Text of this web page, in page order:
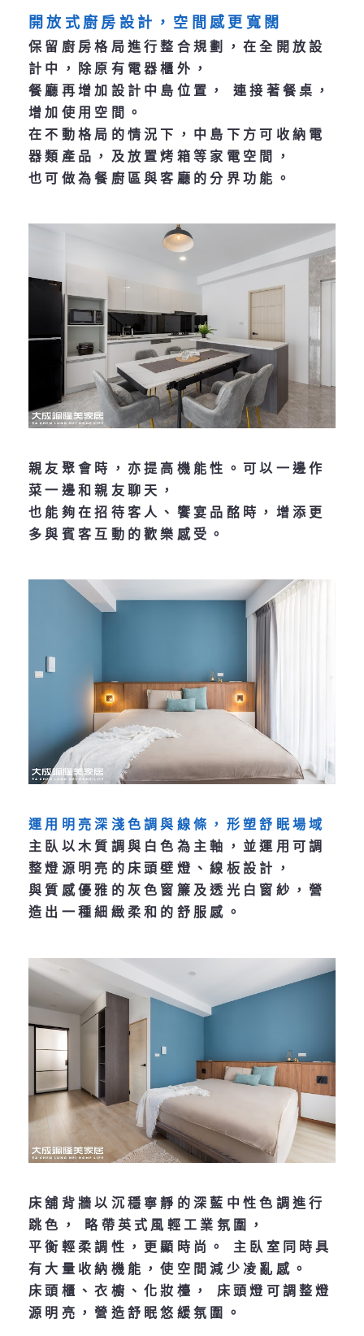
開放式廚房設計，空間感更寬闊
保留廚房格局進行整合規劃， 在全開放設
計中，除原有電器櫃外，
餐廳再增加設計中島位置， 連接著餐桌，
增加使用空間。
在不動格局的情況下，中島下方可收納電
器類產品，及放置烤箱等家電空間，
也可做為餐廚區與客廳的分界功能。
親友聚會時，亦提高機能性。可以一邊作
菜一邊和親友聊天，
也能夠在招待客人、饗宴品酩時，增添更
多與賓客互動的歡樂感受。
運用明亮深淺色調與線條，形塑舒眠場域
主臥以木質調與白色為主軸，並運用可調
整燈源明亮的床頭壁燈、線板設計，
與質感優雅的灰色窗簾及透光白窗紗，營
造出一種細緻柔和的舒服感。
床舖背牆以沉穩寧靜的深藍中性色調進行
跳色， 略帶英式風輕工業氛圍，
平衡輕柔調性，更顯時尚。 主臥室同時具
有大量收納機能，使空間減少凌亂感。
床頭櫃、衣櫥、化妝檯， 床頭燈可調整燈
源明亮，營造舒眠悠緩氛圍。